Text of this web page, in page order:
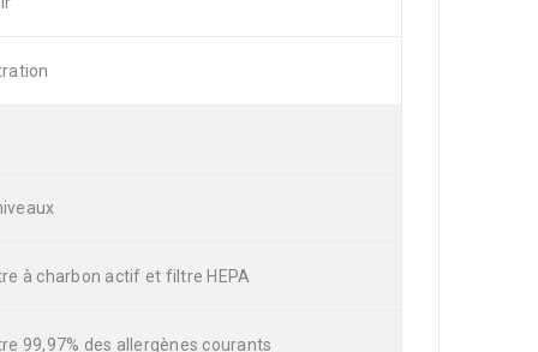
à charbon actif et filtre HEPA
99,97% des allergènes courants